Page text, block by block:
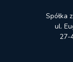
Spółka
ul.
27-